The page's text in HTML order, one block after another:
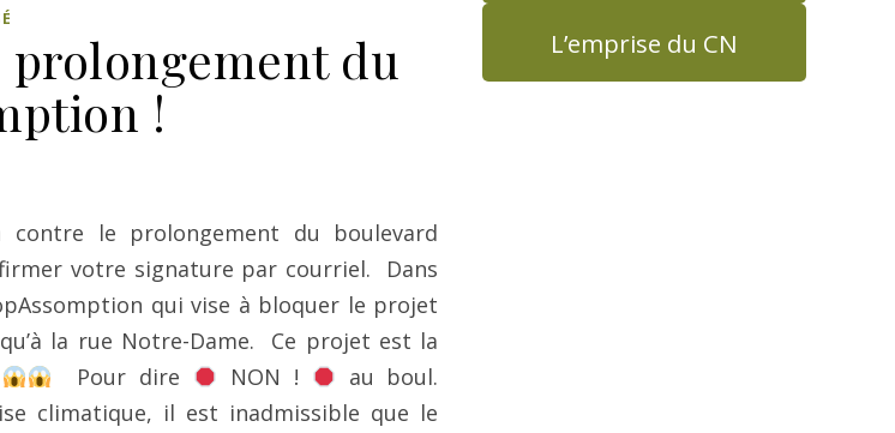
du
!
contre le prolongement du boulevard
votre signature par courriel. Dans
qui vise à bloquer le projet
la rue Notre-Dame. Ce projet est la
Pour dire NON !
au boul.
climatique, il est inadmissible que le
L’emprise du CN